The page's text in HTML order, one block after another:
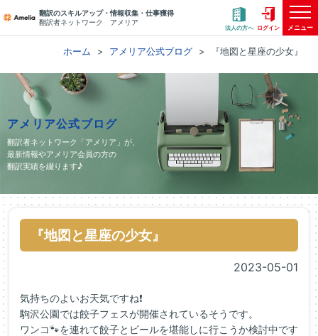
翻訳のスキルアップ・情報収集・仕事獲得
翻訳者ネットワーク アメリア
法人の方へ ログイン メニュー
ホーム アメリア公式ブログ 『地図と星座の少女』
アメリア公式ブログ
翻訳者ネットワーク「アメリア」が、
最新情報やアメリア会員の方の
翻訳実績を綴ります♪
『地図と星座の少女』
2023-05-01
気持ちのよいお天気ですね❗
駒沢公園では餃子フェスが開催されているそうです。
ワンコ🐾を連れて餃子とビールを堪能しに行こうか検討中です